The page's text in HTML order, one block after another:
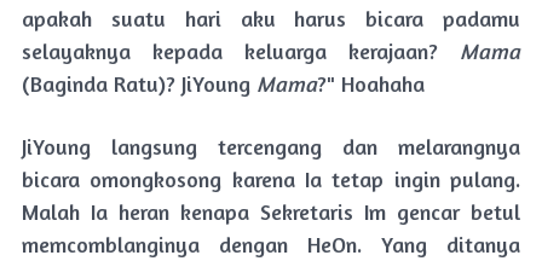
apakah suatu hari aku harus bicara padamu
selayaknya kepada keluarga kerajaan? Mama
(Baginda Ratu)? JiYoung Mama?" Hoahaha
JiYoung langsung tercengang dan melarangnya
bicara omongkosong karena Ia tetap ingin pulang.
Malah Ia heran kenapa Sekretaris Im gencar betul
memcomblanginya dengan HeOn. Yang ditanya